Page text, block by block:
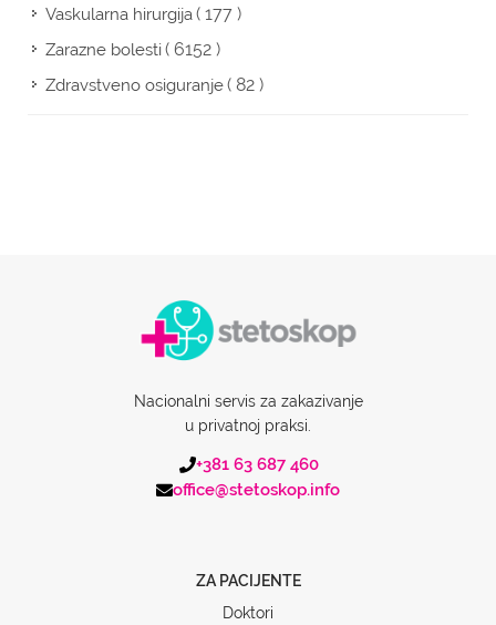
Vaskularna hirurgija( 177 )
Zarazne bolesti( 6152 )
Zdravstveno osiguranje( 82 )
Nacionalni servis za zakazivanje
u privatnoj praksi.
+381 63 687 460
office@stetoskop.info
ZA PACIJENTE
Doktori